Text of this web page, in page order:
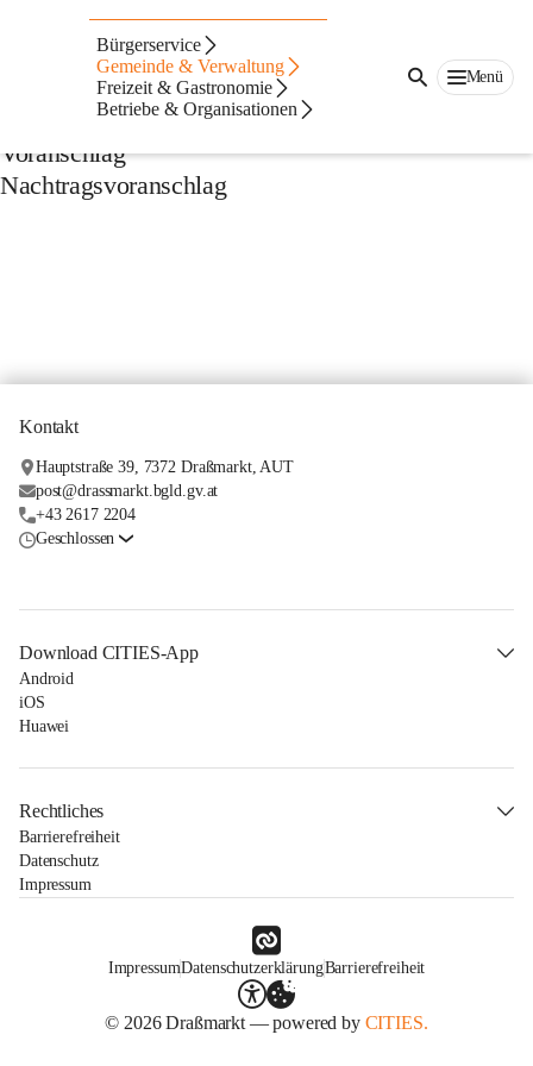
Bürgerservice
Gemeinde & Verwaltung
Freizeit & Gastronomie
Betriebe & Organisationen
Menü
Veröffentlichungspflic
ht VA/RA
Rechnungsabschluss
Voranschlag
Nachtragsvoranschlag
Kontakt
Hauptstraße 39, 7372 Draßmarkt, AUT
post@drassmarkt.bgld.gv.at
+43 2617 2204
Geschlossen
Download CITIES-App
Android
iOS
Huawei
Rechtliches
Barrierefreiheit
Datenschutz
Impressum
ImpressumDatenschutzerklärungBarrierefreiheit
© 2026 Draßmarkt — powered by CITIES.